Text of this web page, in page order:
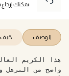
يمكنك إرجاع
الوصف
هذا الكريم
واضح من الترهل